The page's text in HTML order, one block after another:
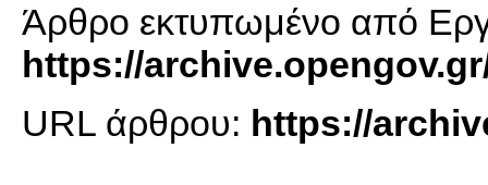
Άρθρο εκτυπωμένο από
https://
URL άρθρου: https://